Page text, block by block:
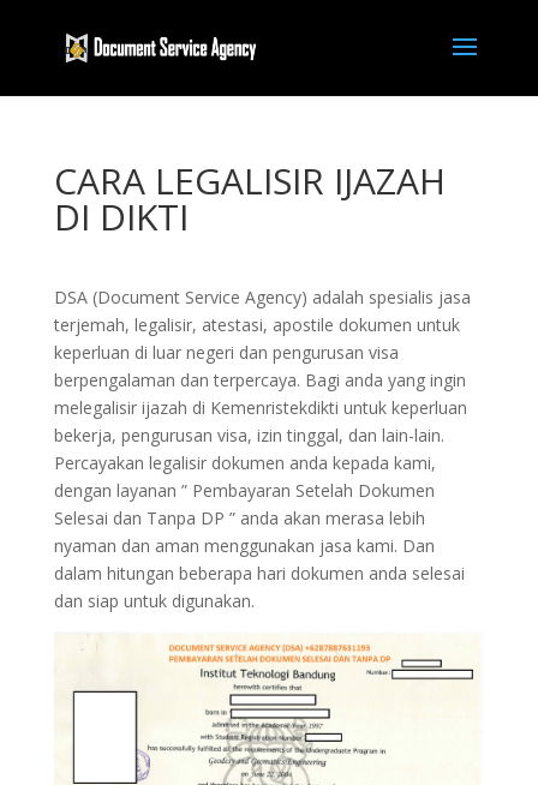
CARA LEGALISIR IJAZAH
DI DIKTI
DSA (Document Service Agency) adalah spesialis jasa
terjemah, legalisir, atestasi, apostile dokumen untuk
keperluan di luar negeri dan pengurusan visa
berpengalaman dan terpercaya. Bagi anda yang ingin
melegalisir ijazah di Kemenristekdikti untuk keperluan
bekerja, pengurusan visa, izin tinggal, dan lain-lain.
Percayakan legalisir dokumen anda kepada kami,
dengan layanan ” Pembayaran Setelah Dokumen
Selesai dan Tanpa DP ” anda akan merasa lebih
nyaman dan aman menggunakan jasa kami. Dan
dalam hitungan beberapa hari dokumen anda selesai
dan siap untuk digunakan.